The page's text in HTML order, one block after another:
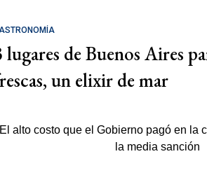
lugares de Buenos Aires
un elixir de mar